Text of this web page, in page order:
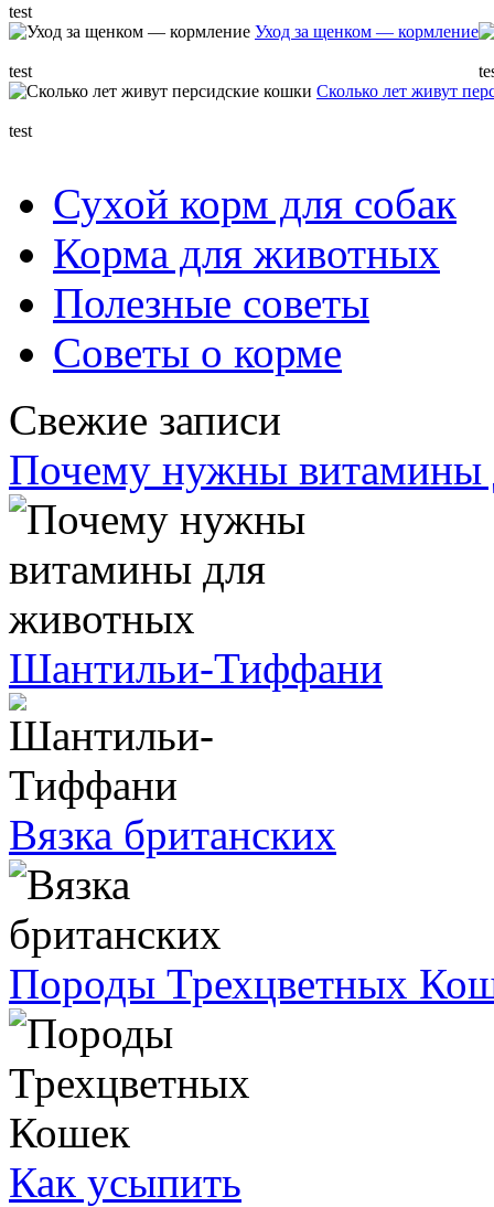
test
Уход за щенком — кормление
test
Сколько лет живут
test
Сухой корм для собак
Корма для животных
Полезные советы
Советы о корме
Свежие записи
Почему нужны витамины
Шантильи-Тиффани
Вязка британских
Породы Трехцветных
Как усыпить